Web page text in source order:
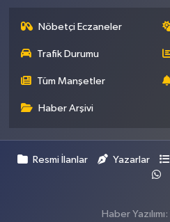
Nöbetçi Eczaneler
Trafik Durumu
Tüm Manşetler
Haber Arşivi
Resmi İlanlar Yazarlar
Haber Yazılımı: